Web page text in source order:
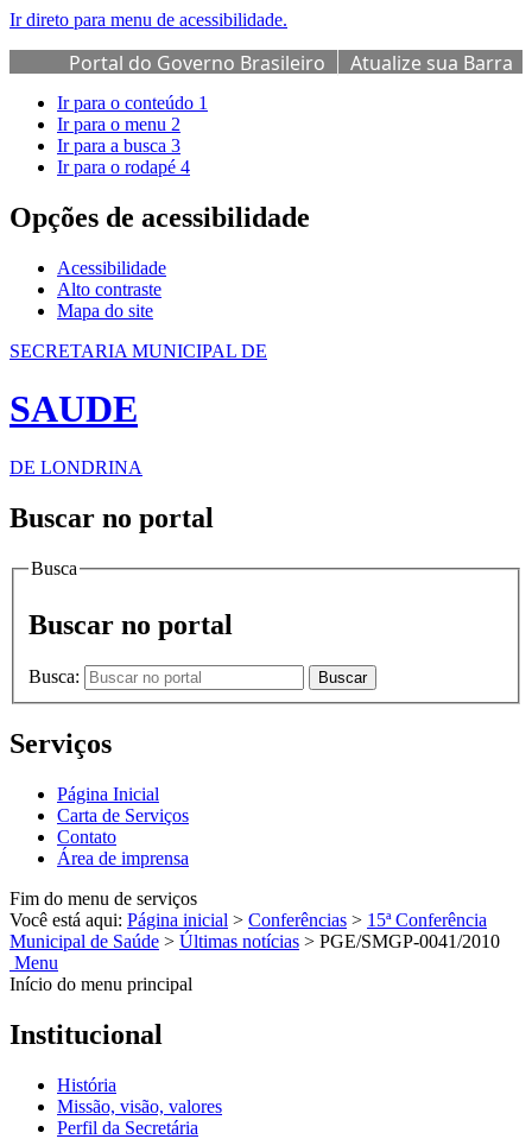
Ir direto para menu de acessibilidade.
Portal do Governo Brasileiro
Atualize sua Barra
de Governo
Ir para o conteúdo 1
Ir para o menu 2
Ir para a busca 3
Ir para o rodapé 4
Opções de acessibilidade
Acessibilidade
Alto contraste
Mapa do site
SECRETARIA MUNICIPAL DE
SAUDE
DE LONDRINA
Buscar no portal
Busca
Buscar no portal
Busca: Buscar
Serviços
Página Inicial
Carta de Serviços
Contato
Área de imprensa
Fim do menu de serviços
Você está aqui: Página inicial > Conferências > 15ª Conferência
Municipal de Saúde > Últimas notícias > PGE/SMGP-0041/2010
Menu
Início do menu principal
Institucional
História
Missão, visão, valores
Perfil da Secretária